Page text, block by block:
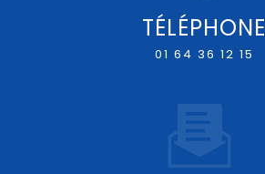
TÉLÉPHONE
01 64 36 12 15